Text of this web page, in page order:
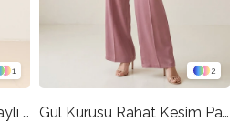
1
Tarçın Cep Ve Paça Detaylı Rahat Kesim Pantolon
2
Gül Kurusu Rahat Kesim Pantolon